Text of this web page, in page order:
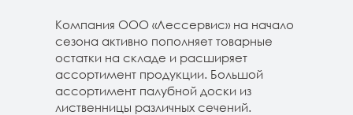
Компания ООО «Лессервис» на начало
сезона активно пополняет товарные
остатки на складе и расширяет
ассортимент продукции. Большой
ассортимент палубной доски из
лиственницы различных сечений.